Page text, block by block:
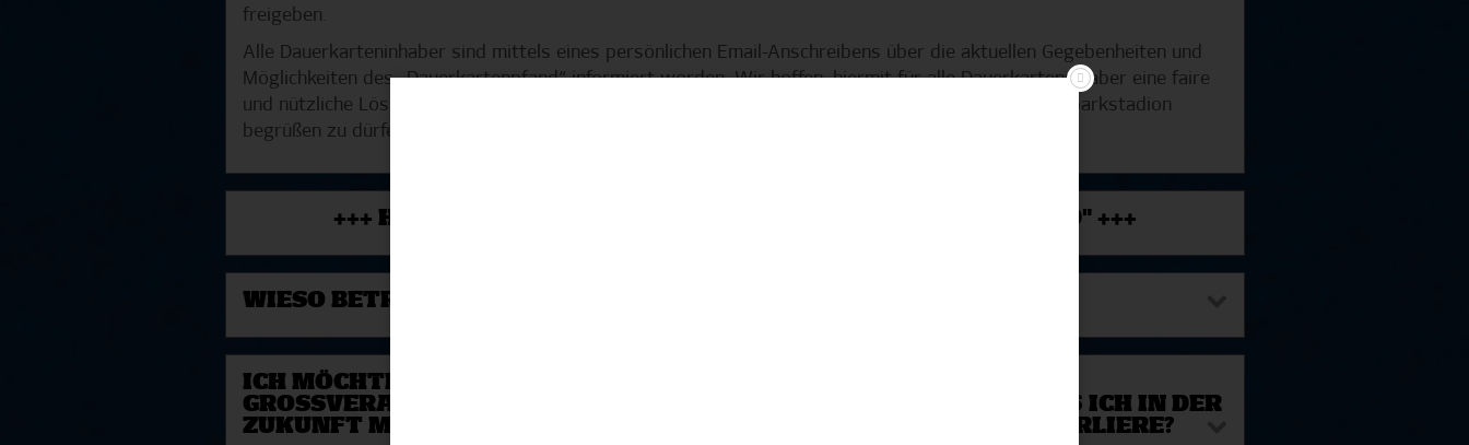
freigeben.
Alle Dauerkarteninhaber sind mittels eines persönlichen Email-Anschreibens über die aktuellen Gegebenheiten und
Möglichkeiten des „Dauerkartenpfand“ informiert worden. Wir hoffen, hiermit für alle Dauerkarteninhaber eine faire
und nützliche Lösung gefunden zu haben und freuen uns, dich so bald wie möglich wieder im Volksparkstadion
begrüßen zu dürfen.
+++ HÄUFIG GESTELLTE FRAGEN ZUM "DAUERKARTENPFAND" +++
WIESO BETRÄGT DER „DAUERKARTENPFAND“ 50€ PRO KARTE?
ICH MÖCHTE DERZEIT AUS GESUNDHEITLICHEN GRÜNDEN
GROSSVERANSTALTUNGEN MEIDEN – WIE STELLE ICH SICHER, DASS ICH IN DER Z
UKUNFT MEINEN STAMMPLATZ WIEDERBEKOMME BZW. NICHT VERLIERE?